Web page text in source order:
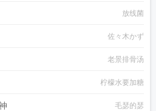
放线菌
佐々木かず
老景排骨汤
柠檬水要加糖
毛瑟的瑟